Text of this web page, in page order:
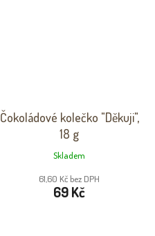
Čokoládové kolečko "Děkuji",
18 g
Skladem
61,60 Kč bez DPH
69 Kč